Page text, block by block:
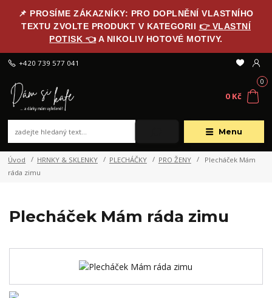
📌 PROSÍME ZÁKAZNÍKY: PRO DOPLNĚNÍ VLASTNÍHO
TEXTU ZVOLTE PRODUKT V KATEGORII 👉 VLASTNÍ
POTISK 👈 A NIKOLIV HOTOVÉ MOTIVY.
Menu
+420 739 577 041
0
0 Kč
Úvod HRNKY & SKLENKY PLECHÁČKY PRO ŽENY
Plecháček Mám
ráda zimu
Plecháček Mám ráda zimu